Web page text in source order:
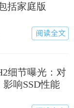
括家庭版
细节曝光：对
响SSD性能